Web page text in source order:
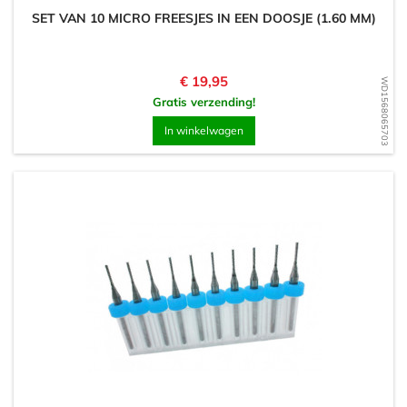
WD1568065703
SET VAN 10 MICRO FREESJES IN EEN DOOSJE (1.60 MM)
Prijs
€ 19,95
Gratis verzending!
In winkelwagen